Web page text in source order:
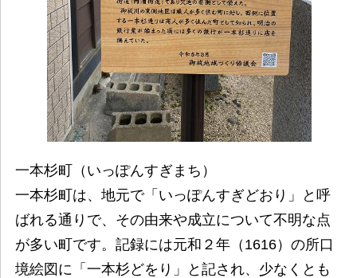
一本杉町（いっぽんすぎまち）
一本杉町は、地元で「いっぽんすぎどおり」と呼
ばれる通りで、その由来や成立について不明な点
が多い町です。記録には元和２年（1616）の所口
境絵図に「一本杉どをり」と記され、少なくとも